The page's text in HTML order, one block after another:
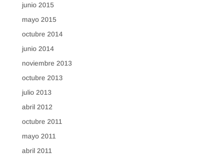
junio 2015
mayo 2015
octubre 2014
junio 2014
noviembre 2013
octubre 2013
julio 2013
abril 2012
octubre 2011
mayo 2011
abril 2011